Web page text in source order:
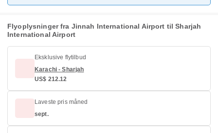
Flyoplysninger fra Jinnah International Airport til Sharjah
International Airport
Eksklusive flytilbud
Karachi - Sharjah
US$ 212.12
Laveste pris måned
sept.